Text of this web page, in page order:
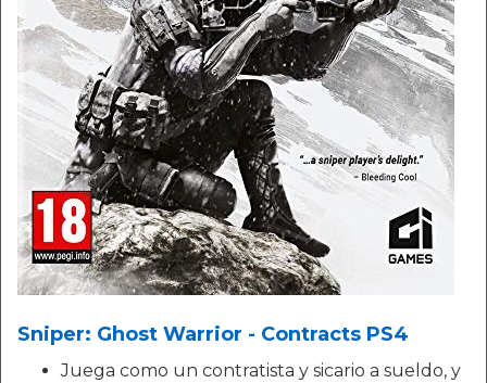
Sniper: Ghost Warrior - Contracts PS4
Juega como un contratista y sicario a sueldo, y